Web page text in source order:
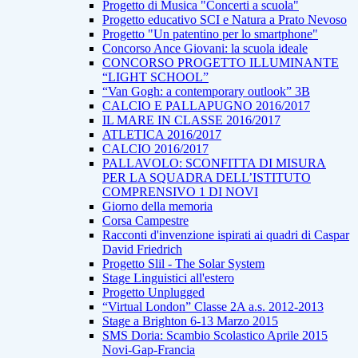
Progetto di Musica "Concerti a scuola"
Progetto educativo SCI e Natura a Prato Nevoso
Progetto "Un patentino per lo smartphone"
Concorso Ance Giovani: la scuola ideale
CONCORSO PROGETTO ILLUMINANTE
“LIGHT SCHOOL”
“Van Gogh: a contemporary outlook” 3B
CALCIO E PALLAPUGNO 2016/2017
IL MARE IN CLASSE 2016/2017
ATLETICA 2016/2017
CALCIO 2016/2017
PALLAVOLO: SCONFITTA DI MISURA
PER LA SQUADRA DELL’ISTITUTO
COMPRENSIVO 1 DI NOVI
Giorno della memoria
Corsa Campestre
Racconti d'invenzione ispirati ai quadri di Caspar
David Friedrich
Progetto Slil - The Solar System
Stage Linguistici all'estero
Progetto Unplugged
“Virtual London” Classe 2A a.s. 2012-2013
Stage a Brighton 6-13 Marzo 2015
SMS Doria: Scambio Scolastico Aprile 2015
Novi-Gap-Francia